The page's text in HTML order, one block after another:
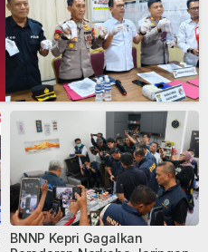
BNNP Kepri Gagalkan